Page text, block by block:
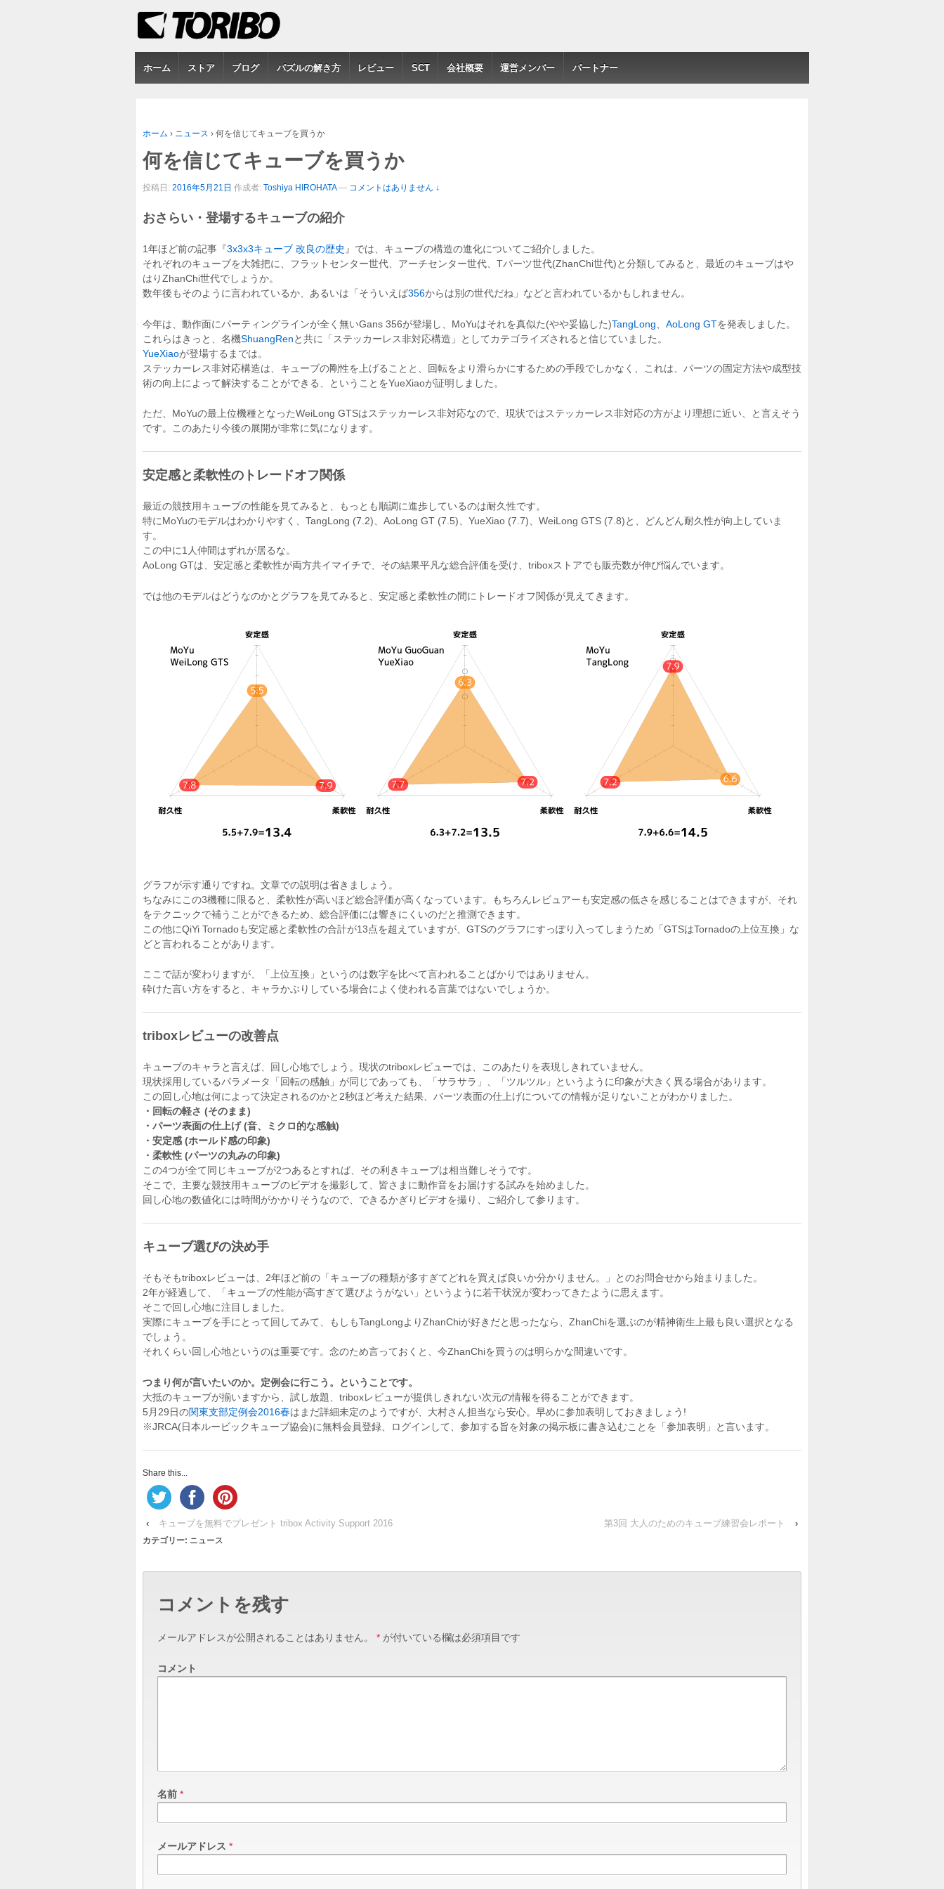
ホーム ストア ブログ パズルの解き方 レビュー SCT 会社概要 運営メンバー パートナー
ホーム › ニュース › 何を信じてキューブを買うか
何を信じてキューブを買うか
投稿日: 2016年5月21日 作成者: Toshiya HIROHATA — コメントはありません ↓
おさらい・登場するキューブの紹介
1年ほど前の記事『3x3x3キューブ 改良の歴史 』では、キューブの構造の進化についてご紹介しました。
それぞれのキューブを大雑把に、フラットセンター世代、アーチセンター世代、Tパーツ世代(ZhanChi世代)と分類してみると、最近のキューブはや
はりZhanChi世代でしょうか。
数年後もそのように言われているか、あるいは「そういえば356からは別の世代だね」などと言われているかもしれません。
今年は、動作面にパーティングラインが全く無いGans 356が登場し、MoYuはそれを真似た(やや妥協した)TangLong AoLong GTを発表しました。
これらはきっと、名機ShuangRenと共に「ステッカーレス非対応構造」としてカテゴライズされると信じていました。
YueXiaoが登場するまでは。
ステッカーレス非対応構造は、キューブの剛性を上げることと、回転をより滑らかにするための手段でしかなく、これは、パーツの固定方法や成型技
術の向上によって解決することができる、ということをYueXiaoが証明しました。
ただ、MoYuの最上位機種となったWeiLong GTSはステッカーレス非対応なので、現状ではステッカーレス非対応の方がより理想に近い、と言えそう
です。このあたり今後の展開が非常に気になります。
安定感と柔軟性のトレードオフ関係
最近の競技用キューブの性能を見てみると、もっとも順調に進歩しているのは耐久性です。
特にMoYuのモデルはわかりやすく、TangLong (7.2)、AoLong GT (7.5)、YueXiao (7.7)、WeiLong GTS (7.8)と、どんどん耐久性が向上していま
す。
この中に1人仲間はずれが居るな。
AoLong GTは、安定感と柔軟性が両方共イマイチで、その結果平凡な総合評価を受け、triboxストアでも販売数が伸び悩んでいます。
では他のモデルはどうなのかとグラフを見てみると、安定感と柔軟性の間にトレードオフ関係が見えてきます。
グラフが示す通りですね。文章での説明は省きましょう。
ちなみにこの3機種に限ると、柔軟性が高いほど総合評価が高くなっています。もちろんレビュアーも安定感の低さを感じることはできますが、それ
をテクニックで補うことができるため、総合評価には響きにくいのだと推測できます。
この他にQiYi Tornadoも安定感と柔軟性の合計が13点を超えていますが、GTSのグラフにすっぽり入ってしまうため「GTSはTornadoの上位互換」な
どと言われることがあります。
ここで話が変わりますが、「上位互換」というのは数字を比べて言われることばかりではありません。
砕けた言い方をすると、キャラかぶりしている場合によく使われる言葉ではないでしょうか。
triboxレビューの改善点
キューブのキャラと言えば、回し心地でしょう。現状のtriboxレビューでは、このあたりを表現しきれていません。
現状採用しているパラメータ「回転の感触」が同じであっても、「サラサラ」、「ツルツル」というように印象が大きく異る場合があります。
この回し心地は何によって決定されるのかと2秒ほど考えた結果、パーツ表面の仕上げについての情報が足りないことがわかりました。
・回転の軽さ (そのまま)
・パーツ表面の仕上げ (音、ミクロ的な感触)
・安定感 (ホールド感の印象)
・柔軟性 (パーツの丸みの印象)
この4つが全て同じキューブが2つあるとすれば、その利きキューブは相当難しそうです。
そこで、主要な競技用キューブのビデオを撮影して、皆さまに動作音をお届けする試みを始めました。
回し心地の数値化には時間がかかりそうなので、できるかぎりビデオを撮り、ご紹介して参ります。
キューブ選びの決め手
そもそもtriboxレビューは、2年ほど前の「キューブの種類が多すぎてどれを買えば良いか分かりません。」とのお問合せから始まりました。
2年が経過して、「キューブの性能が高すぎて選びようがない」というように若干状況が変わってきたように思えます。
そこで回し心地に注目しました。
実際にキューブを手にとって回してみて、もしもTangLongよりZhanChiが好きだと思ったなら、ZhanChiを選ぶのが精神衛生上最も良い選択となる
でしょう。
それくらい回し心地というのは重要です。念のため言っておくと、今ZhanChiを買うのは明らかな間違いです。
つまり何が言いたいのか。定例会に行こう。ということです。
大抵のキューブが揃いますから、試し放題、triboxレビューが提供しきれない次元の情報を得ることができます。
5月29日の関東支部定例会2016春はまだ詳細未定のようですが、大村さん担当なら安心。早めに参加表明しておきましょう!
※JRCA(日本ルービックキューブ協会)に無料会員登録、ログインして、参加する旨を対象の掲示板に書き込むことを「参加表明」と言います。
Share this...
‹ キューブを無料でプレゼント tribox Activity Support 2016 第3回 大人のためのキューブ練習会レポート ›
カテゴリー: ニュース
コメントを残す
メールアドレスが公開されることはありません。 * が付いている欄は必須項目です
コメント
名前 *
メールアドレス *